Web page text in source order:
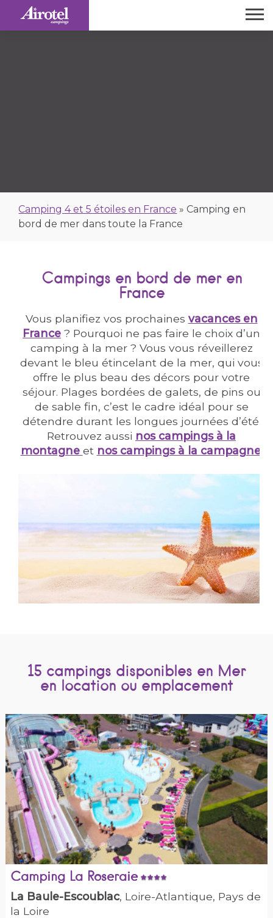
Camping 4 et 5 étoiles en France »Camping en
bord de mer dans toute la France
Campings en bord de mer en
France
Vous planifiez vos prochaines vacances en
France ? Pourquoi ne pas faire le choix d’un
camping à la mer ? Vous vous réveillerez
devant le bleu étincelant de la mer, qui vous
offre le plus beau des décors pour votre
séjour. Plages bordées de galets, de pins ou
de sable fin, c’est le cadre idéal pour se
détendre durant les longues journées d’été.
Retrouvez aussi nos campings à la
montagne et nos campings à la campagne
15 campings disponibles en Mer
en location ou emplacement
Camping La Roseraie
La Baule-Escoublac, Loire-Atlantique, Pays de
la Loire